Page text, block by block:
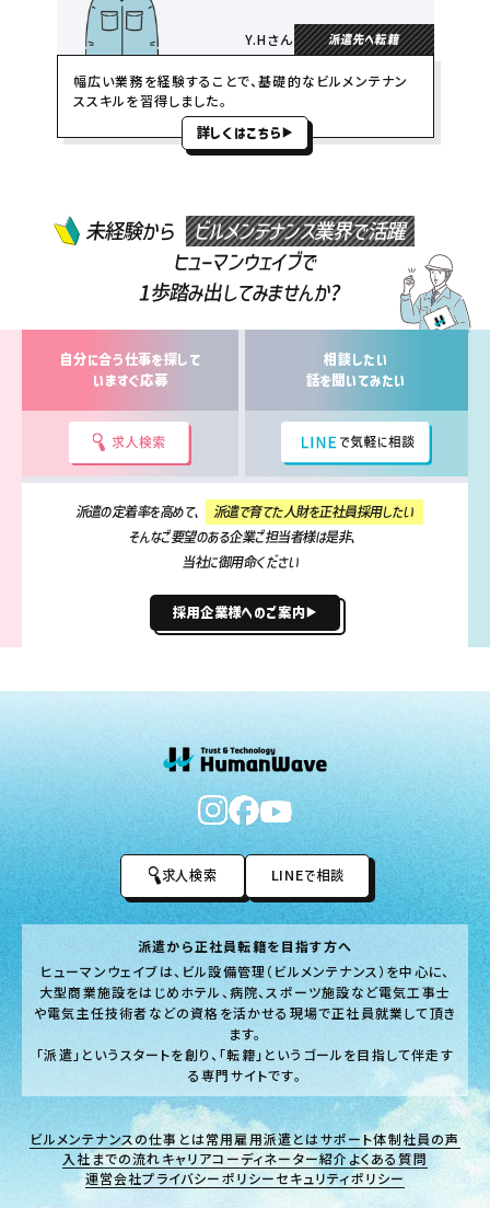
Y.Hさん 派遣先へ転籍
幅広い業務を経験することで、基礎的なビルメンテナン
ススキルを習得しました。
詳しくはこちら
未経験から
ビルメンテナンス業界で活躍
ヒューマンウェイブで
1歩踏み出してみませんか?
自分に合う仕事を探して
いますぐ応募
相談したい
話を聞いてみたい
派遣の定着率を高めて、
派遣で育てた人財を正社員採用したい
そんなご要望のある企業ご担当者様は是非、
当社に御用命ください
採用企業様へのご案内
求人検索 LINEで相談
派遣から正社員転籍を目指す方へ
ヒューマンウェイブは、ビル設備管理（ビルメンテナンス）を中心に、
大型商業施設をはじめホテル、病院、スポーツ施設など電気工事士
や電気主任技術者などの資格を活かせる現場で正社員就業して頂き
ます。
「派遣」というスタートを創り、「転籍」というゴールを目指して伴走す
る専門サイトです。
ビルメンテナンスの仕事とは常用雇用派遣とはサポート体制社員の声
入社までの流れキャリアコーディネーター紹介 よくある質問
運営会社プライバシーポリシーセキュリティポリシー